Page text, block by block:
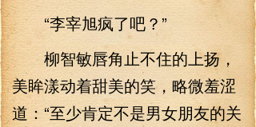
“李宰旭疯了吧？”
柳智敏唇角止不住的上扬，
美眸漾动着甜美的笑，略微羞涩
道：“至少肯定不是男女朋友的关